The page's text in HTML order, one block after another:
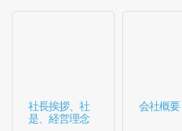
制作実績
パートナーシップ
社長挨拶、社
是、経営理念
会社概要